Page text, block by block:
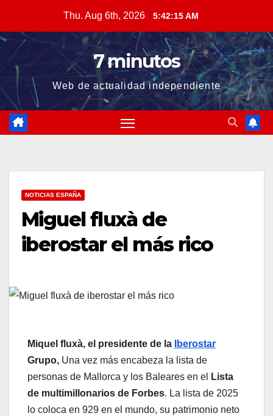
content
Thu. Aug 6th, 2026 5:42:15 AM
7 minutos
Web de actualidad independiente
NOTICIAS ESPAÑA
Miguel fluxà de
iberostar el más rico
Miquel fluxà, el presidente de la
Iberostar
Grupo, Una vez más encabeza la lista de
personas de Mallorca y los Baleares en el
Lista
de multimillonarios de Forbes. La lista de 2025
lo coloca en 929 en el mundo, su patrimonio neto